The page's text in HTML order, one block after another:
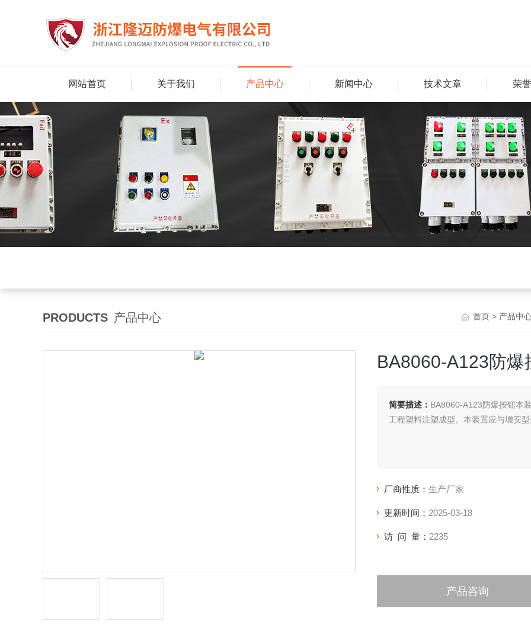
网站首页 关于我们 产品中心 新闻中心 技术文章 荣
PRODUCTS 产品中心 首页 > 产品中
BA8060-A123防爆
简要描述： BA8060-A123防爆按钮本
工程塑料注塑成型。本装置应与增安
厂商性质： 生产厂家
更新时间： 2025-03-18
访 问 量： 2235
产品咨询